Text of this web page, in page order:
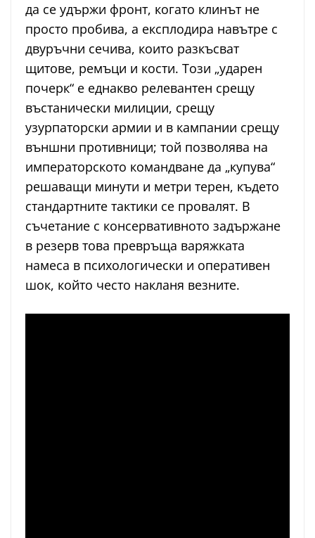
да се удържи фронт, когато клинът не
просто пробива, а експлодира навътре с
двуръчни сечива, които разкъсват
щитове, ремъци и кости. Този „ударен
почерк“ е еднакво релевантен срещу
въстанически милиции, срещу
узурпаторски армии и в кампании срещу
външни противници; той позволява на
императорското командване да „купува“
решаващи минути и метри терен, където
стандартните тактики се провалят. В
съчетание с консервативното задържане
в резерв това превръща варяжката
намеса в психологически и оперативен
шок, който често накланя везните.